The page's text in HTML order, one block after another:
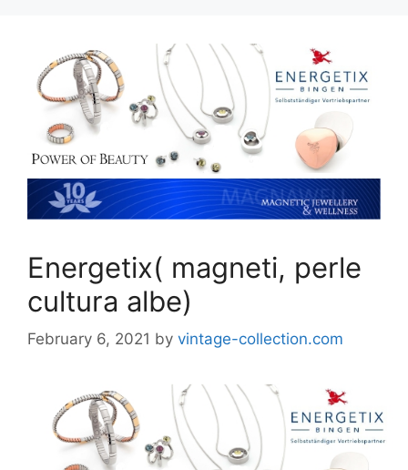
Energetix( magneti, perle
cultura albe)
February 6, 2021 by vintage-collection.com